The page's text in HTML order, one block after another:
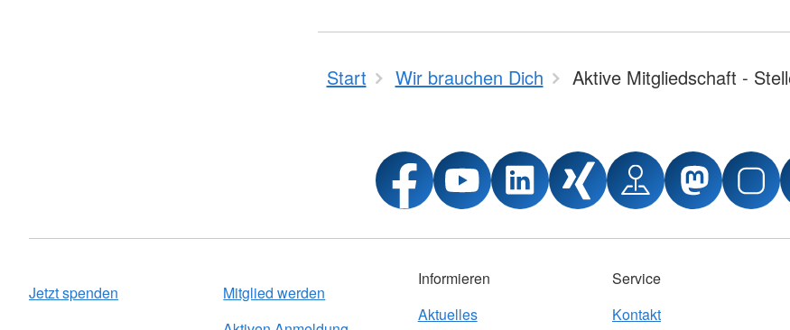
Start Wir brauchen Dich Aktive Mitgliedschaft -
Jetzt spenden
Mitglied werden
Informieren
Aktuelles
Service
Kontakt